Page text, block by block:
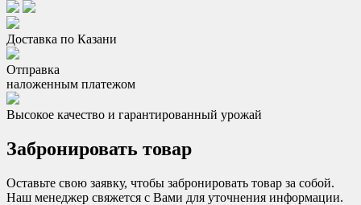
Доставка по Казани
Отправка
наложенным платежом
Высокое качество и гарантированный урожай
Забронировать товар
Оставьте свою заявку, чтобы забронировать товар за собой.
Наш менеджер свяжется с Вами для уточнения информации.